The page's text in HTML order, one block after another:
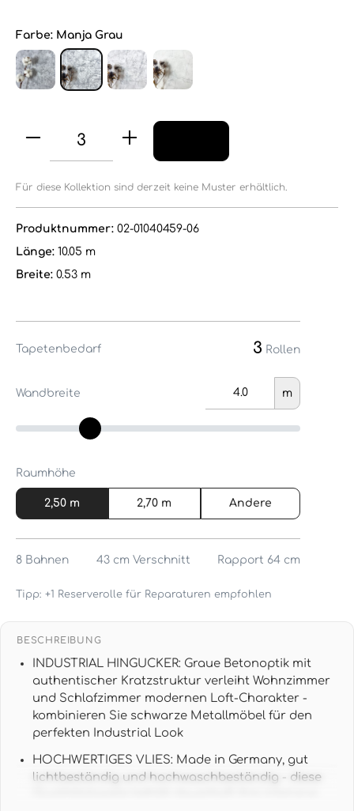
Farbe: Manja Grau
Für diese Kollektion sind derzeit keine Muster erhältlich.
Produktnummer: 02-01040459-06
Länge: 10.05 m
Breite: 0.53 m
Tapetenbedarf 3 Rollen
Wandbreite m
Raumhöhe
2,50 m 2,70 m Andere
8 Bahnen 43 cm Verschnitt Rapport 64 cm
Tipp: +1 Reserverolle für Reparaturen empfohlen
BESCHREIBUNG
INDUSTRIAL HINGUCKER: Graue Betonoptik mit
authentischer Kratzstruktur verleiht Wohnzimmer
und Schlafzimmer modernen Loft-Charakter -
kombinieren Sie schwarze Metallmöbel für den
perfekten Industrial Look
HOCHWERTIGES VLIES: Made in Germany, gut
lichtbeständig und hochwaschbeständig - diese